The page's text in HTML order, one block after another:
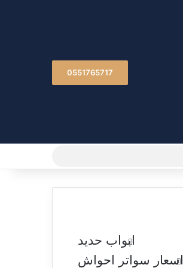
0551765717
ابواب حديد
اسعار سواتر احواش